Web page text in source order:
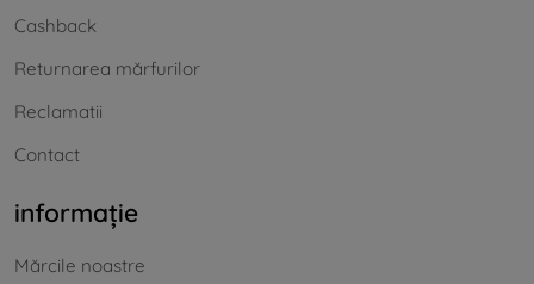
Cashback
Returnarea mărfurilor
Reclamatii
Contact
informație
Mărcile noastre